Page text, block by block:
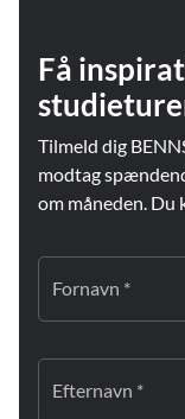
Få
Tilmeld dig
modtag
om måneden. Du
Fornavn *
Efternavn *